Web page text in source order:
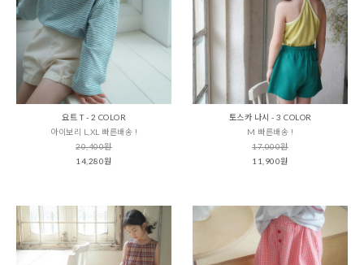
요트 T - 2 COLOR
아이보리 L,XL 빠른배송 !
20,400원
14,280원
토스카 나시 - 3 COLOR
M 빠른배송 !
17,000원
11,900원